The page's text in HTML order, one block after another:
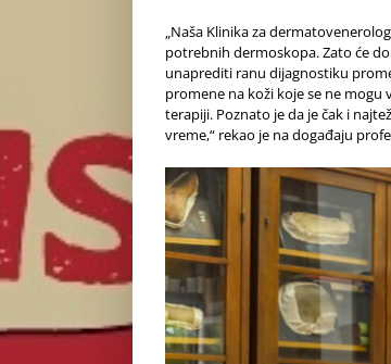
„Naša Klinika za
potrebnih dermoskopa. Zato će
unaprediti ranu dijagnostiku
promene na koži koje se ne
terapiji. Poznato je da je čak i
vreme,“ rekao je na događaju